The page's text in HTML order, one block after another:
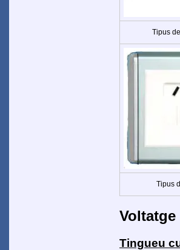
Tipus
Tipus
Voltatge
Tingueu